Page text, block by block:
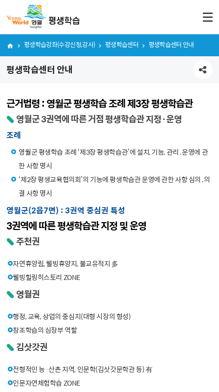
평생학습센터 안내
평생학습강좌(수강신청,강사) 평생학습센터 평생학습센터 안내
근거법령 : 영월군 평생학습 조례 제3장 평생학습관
영월군 3권역에 따른 거점 평생학습관 지정·운영
조례
영월군 평생학습 조례 ‘제3장 평생학습관’에 설치, 기능, 관리․운영에 관
한 사항 명시
‘제2장 평생교육협의회’의 기능에 평생학습관 운영에 관한 사항 심의․의
결 사항 명시
영월군(2읍7면) : 3권역 중심권 특성
3권역에 따른 평생학습관 지정 및 운영
주천권
자연휴양림, 웰빙휴양지, 불교유적지 多
웰빙힐링히스토리 ZONE
영월권
행정, 교육, 상업의 중심지(대형 시장의 형성)
창조학습의 심장부 역할
김삿갓권
전형적인 능·산촌 지역, 인문학(김삿갓문학관 등) 有
인문자연체험학습 ZONE